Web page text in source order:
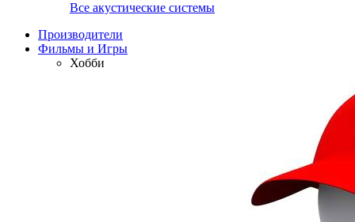
Все акустические системы
Производители
Фильмы и Игры
Хобби